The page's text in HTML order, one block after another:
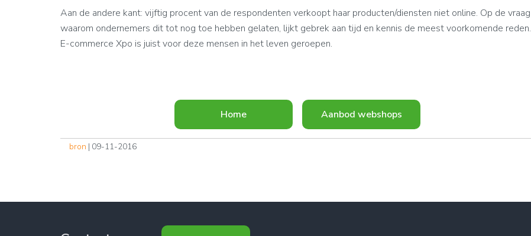
Aan de andere kant: vijftig procent van de respondenten verkoopt haar producten/diensten niet online. Op de vraag
waarom ondernemers dit tot nog toe hebben gelaten, lijkt gebrek aan tijd en kennis de meest voorkomende reden.
E-commerce Xpo is juist voor deze mensen in het leven geroepen.
Home Aanbod webshops
bron | 09-11-2016